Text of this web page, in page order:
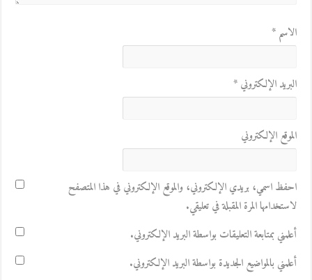
الاسم*
البريد الإلكتروني*
الموقع الإلكتروني
احفظ اسمي، بريدي الإلكتروني، والموقع الإلكتروني في هذا المتصفح
لاستخدامها المرة المقبلة في تعليقي.
أعلمني بمتابعة التعليقات بواسطة البريد الإلكتروني.
أعلمني بالمواضيع الجديدة بواسطة البريد الإلكتروني.